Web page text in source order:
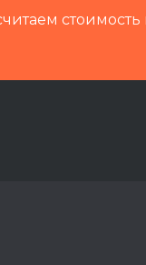
стоимость